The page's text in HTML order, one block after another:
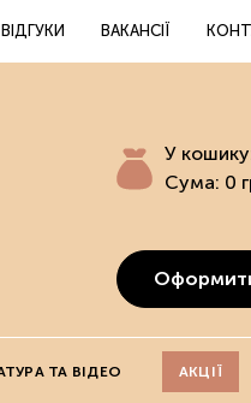
ВІДГУКИ ВАКАНСІЇ
У
Сума: 0
ТА ВІДЕО АКЦІЇ